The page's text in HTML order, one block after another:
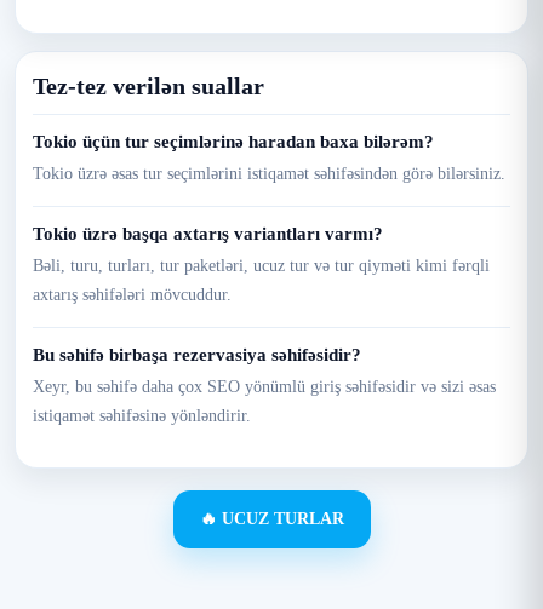
Tez-tez verilən suallar
Tokio üçün tur seçimlərinə haradan baxa bilərəm?
Tokio üzrə əsas tur seçimlərini istiqamət səhifəsindən görə bilərsiniz.
Tokio üzrə başqa axtarış variantları varmı?
Bəli, turu, turları, tur paketləri, ucuz tur və tur qiyməti kimi fərqli
axtarış səhifələri mövcuddur.
Bu səhifə birbaşa rezervasiya səhifəsidir?
Xeyr, bu səhifə daha çox SEO yönümlü giriş səhifəsidir və sizi əsas
istiqamət səhifəsinə yönləndirir.
🔥 UCUZ TURLAR